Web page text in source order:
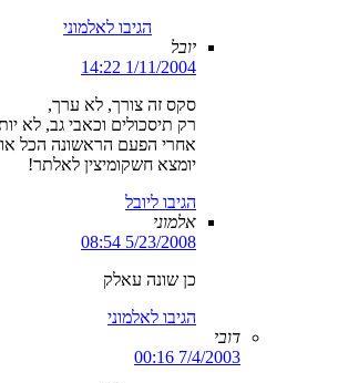
הגיבו לאלמוני
יובל
1/11/2004 14:22
סקס זה צורך, לא ערך,
רק תיסכולים וכאבי גב, לא
אחרי הפעם הראשונה הכל
יומצא חשקומיצין לאלתר!
הגיבו ליובל
אלמוני
5/23/2008 08:54
כן שונה עאלק
הגיבו לאלמוני
דובי
7/4/2003 00:16